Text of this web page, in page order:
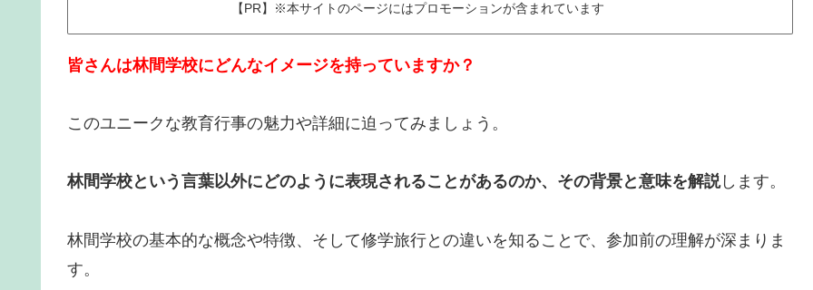
【PR】※本サイトのページにはプロモーションが含まれています
皆さんは林間学校にどんなイメージを持っていますか？
このユニークな教育行事の魅力や詳細に迫ってみましょう。
林間学校という言葉以外にどのように表現されることがあるのか、その背景と意味を解説します。
林間学校の基本的な概念や特徴、そして修学旅行との違いを知ることで、参加前の理解が深まりま
す。